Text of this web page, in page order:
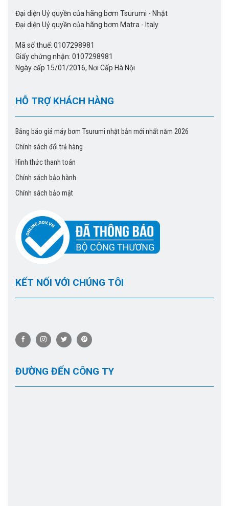
Đại diện Uỷ quyền của hãng bơm Tsurumi - Nhật
Đại diện Uỷ quyền của hãng bơm Matra - Italy
Mã số thuế: 0107298981
Giấy chứng nhận: 0107298981
Ngày cấp 15/01/2016, Nơi Cấp Hà Nội
HỖ TRỢ KHÁCH HÀNG
Bảng báo giá máy bơm Tsurumi nhật bản mới nhất năm 2026
Chính sách đổi trả hàng
Hình thức thanh toán
Chính sách bảo hành
Chính sách bảo mật
KẾT NỐI VỚI CHÚNG TÔI
ĐƯỜNG ĐẾN CÔNG TY